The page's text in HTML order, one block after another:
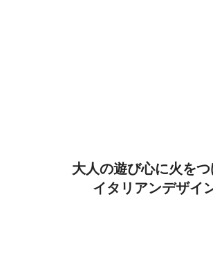
大人の遊び心に火を
イタリアンデザイ